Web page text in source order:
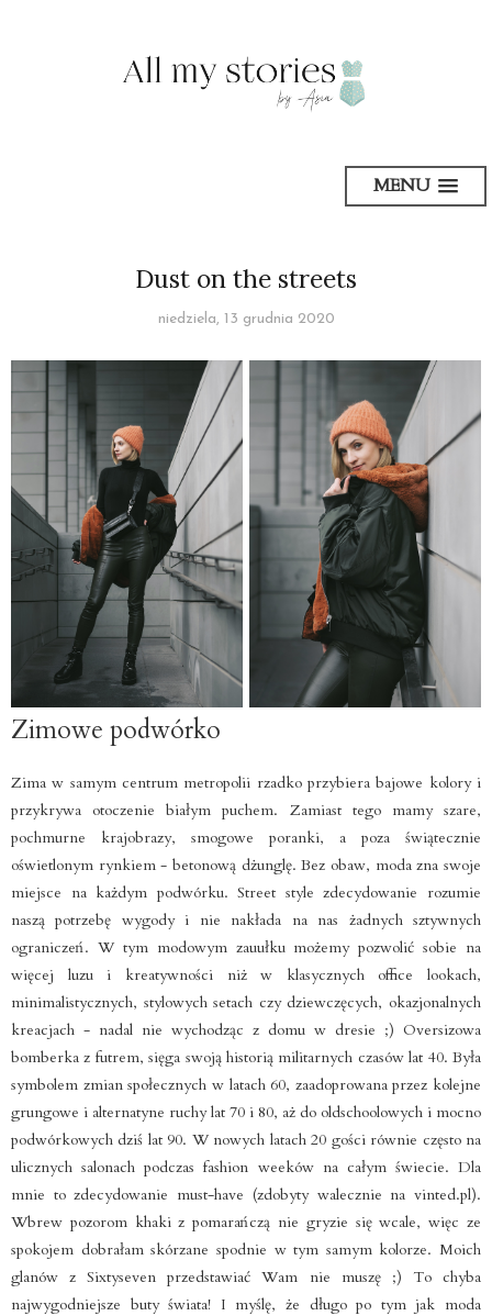
MENU
Dust on the streets
niedziela, 13 grudnia 2020
Zimowe podwórko
Zima w samym centrum metropolii rzadko przybiera bajowe kolory i
przykrywa otoczenie białym puchem. Zamiast tego mamy szare,
pochmurne krajobrazy, smogowe poranki, a poza świątecznie
oświetlonym rynkiem - betonową dżunglę. Bez obaw, moda zna swoje
miejsce na każdym podwórku. Street style zdecydowanie rozumie
naszą potrzebę wygody i nie nakłada na nas żadnych sztywnych
ograniczeń. W tym modowym zauułku możemy pozwolić sobie na
więcej luzu i kreatywności niż w klasycznych office lookach,
minimalistycznych, stylowych setach czy dziewczęcych, okazjonalnych
kreacjach - nadal nie wychodząc z domu w dresie ;) Oversizowa
bomberka z futrem, sięga swoją historią militarnych czasów lat 40. Była
symbolem zmian społecznych w latach 60, zaadoprowana przez kolejne
grungowe i alternatyne ruchy lat 70 i 80, aż do oldschoolowych i mocno
podwórkowych dziś lat 90. W nowych latach 20 gości równie często na
ulicznych salonach podczas fashion weeków na całym świecie. Dla
mnie to zdecydowanie must-have (zdobyty walecznie na vinted.pl).
Wbrew pozorom khaki z pomarańczą nie gryzie się wcale, więc ze
spokojem dobrałam skórzane spodnie w tym samym kolorze. Moich
glanów z Sixtyseven przedstawiać Wam nie muszę ;) To chyba
najwygodniejsze buty świata! I myślę, że długo po tym jak moda